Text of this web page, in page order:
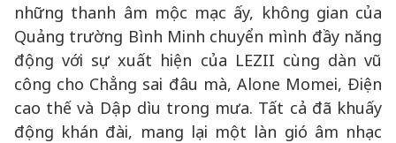
những thanh âm mộc mạc ấy, không gian của
Quảng trường Bình Minh chuyển mình đầy năng
động với sự xuất hiện của LEZII cùng dàn vũ
công cho Chẳng sai đâu mà, Alone Momei, Điện
cao thế và Dập dìu trong mưa. Tất cả đã khuấy
động khán đài, mang lại một làn gió âm nhạc